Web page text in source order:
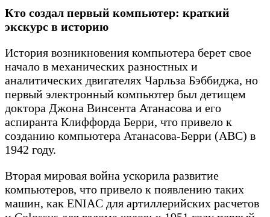
Кто создал первый компьютер: краткий
экскурс в историю
История возникновения компьютера берет свое
начало в механических разностных и
аналитических двигателях Чарльза Бэббиджа, но
первый электронный компьютер был детищем
доктора Джона Винсента Атанасова и его
аспиранта Клиффорда Берри, что привело к
созданию компьютера Атанасова-Берри (ABC) в
1942 году.
Вторая мировая война ускорила развитие
компьютеров, что привело к появлению таких
машин, как ENIAC для артиллерийских расчетов